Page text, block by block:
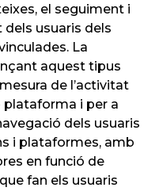
el seguiment i
usuaris dels
La
aquest tipus
de l’activitat
plataforma i per a
dels usuaris
i plataformes, amb
en funció de
fan els usuaris